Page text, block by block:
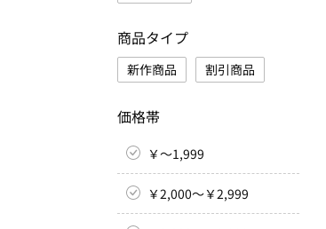
商品タイプ
新作商品 割引商品
価格帯
￥～1,999
￥2,000～￥2,999